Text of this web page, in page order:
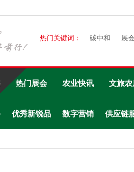
热门关键词： 碳中和 展会
热门展会 农业快讯 文旅农
优秀新锐品 数字营销 供应链